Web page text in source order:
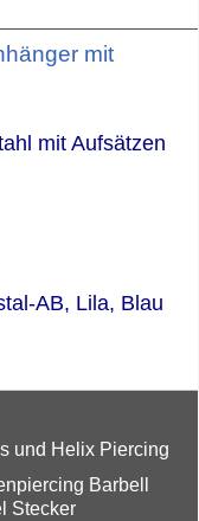
mit
mit Aufsätzen
AB, Lila, Blau
und Helix Piercing
Barbell
Stecker